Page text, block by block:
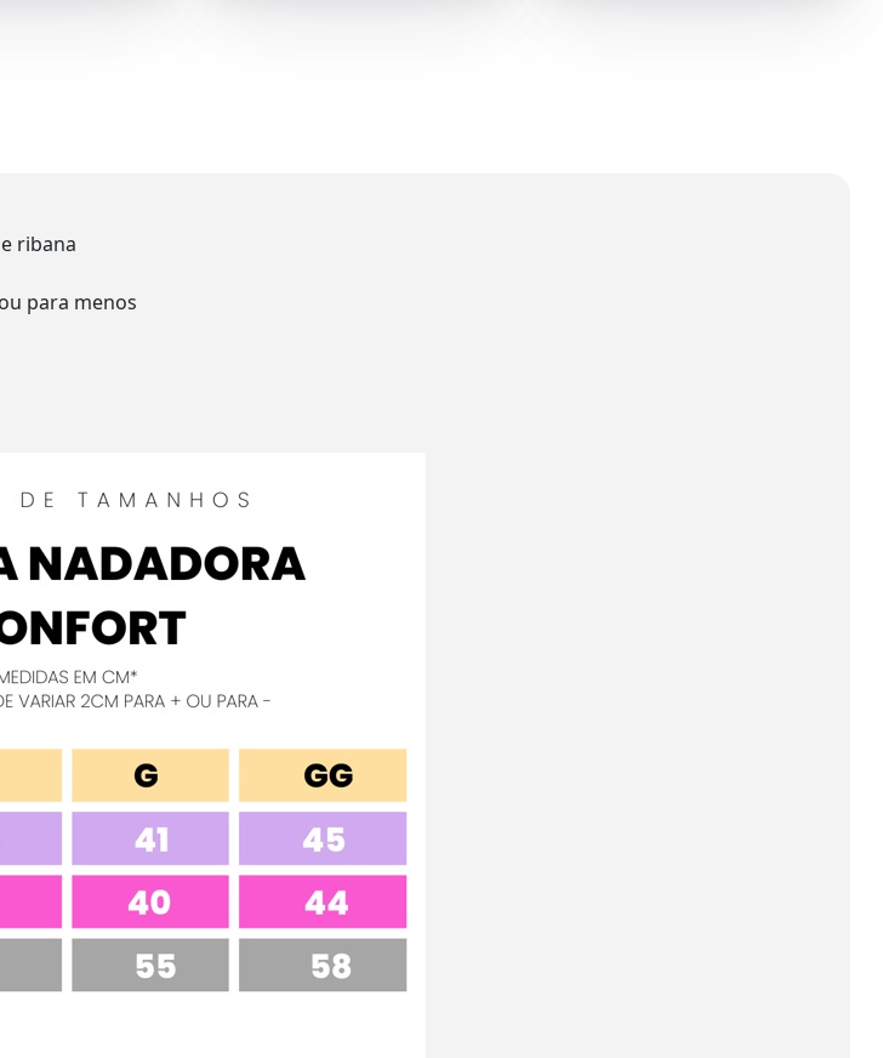
ribana
para menos